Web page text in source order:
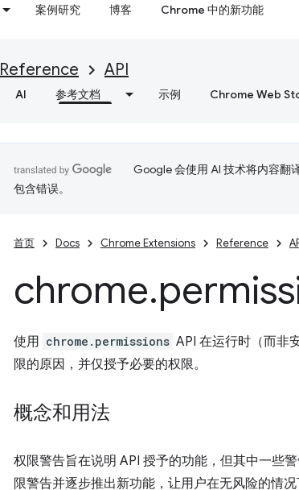
案例研究 博客 Chrome 中的新功能
Reference API
AI 参考文档 示例 Chrome Web
Google 会使用 AI 技术将内容翻
包含错误。
首页 Docs Chrome Extensions Reference
chrome.
使用 chrome.permissions API 在运行时（而非
限的原因，并仅授予必要的权限。
概念和用法
权限警告旨在说明 API 授予的功能，但其中一些
限警告并逐步推出新功能，让用户在无风险的情